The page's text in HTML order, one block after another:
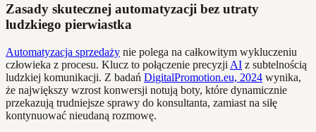
Zasady skutecznej automatyzacji bez utraty
ludzkiego pierwiastka
Automatyzacja sprzedaży nie polega na całkowitym wykluczeniu
człowieka z procesu. Klucz to połączenie precyzji AI z subtelnością
ludzkiej komunikacji. Z badań DigitalPromotion.eu, 2024 wynika,
że największy wzrost konwersji notują boty, które dynamicznie
przekazują trudniejsze sprawy do konsultanta, zamiast na siłę
kontynuować nieudaną rozmowę.